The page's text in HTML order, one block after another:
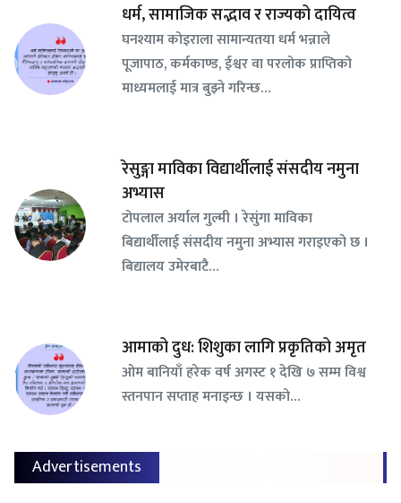
धर्म, सामाजिक सद्भाव र राज्यको दायित्व
घनश्याम कोइराला सामान्यतया धर्म भन्नाले
पूजापाठ, कर्मकाण्ड, ईश्वर वा परलोक प्राप्तिको
माध्यमलाई मात्र बुझ्ने गरिन्छ…
रेसुङ्गा माविका विद्यार्थीलाई संसदीय नमुना
अभ्यास
टोपलाल अर्याल गुल्मी । रेसुंगा माविका
बिद्यार्थीलाई संसदीय नमुना अभ्यास गराइएको छ ।
बिद्यालय उमेरबाटै…
आमाको दुध: शिशुका लागि प्रकृतिको अमृत
ओम बानियाँ हरेक वर्ष अगस्ट १ देखि ७ सम्म विश्व
स्तनपान सप्ताह मनाइन्छ । यसको…
Advertisements